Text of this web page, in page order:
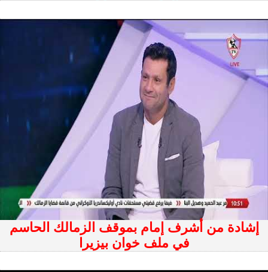
إشادة من أشرف إمام بموقف الزمالك الحاسم
في ملف خوان بيزيرا